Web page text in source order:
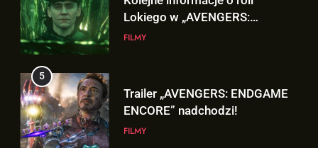
Wiemy KTO stoi za niesamowitą
formą Hugh Jackmana!
7
Bracia Russo gratulują
ogromnego sukcesu filmu
„SPIDER-MAN: BRAND NEW
5
Trailer „AVENGERS: ENDGAME
ENCORE” nadchodzi!
6
formą Hugh Jackmana!